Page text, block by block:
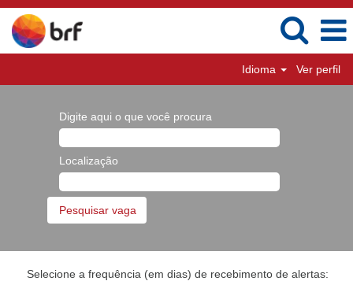
Idioma Ver perfil
Digite aqui o que você procura
Localização
Selecione a frequência (em dias) de recebimento de alertas: